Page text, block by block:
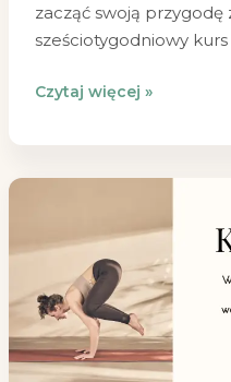
zacząć swoją przygodę
sześciotygodniowy
Czytaj więcej »
„Anatomia
Asany”:
KRUK
(Bakasana)